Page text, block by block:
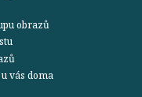
obrazů
vás doma